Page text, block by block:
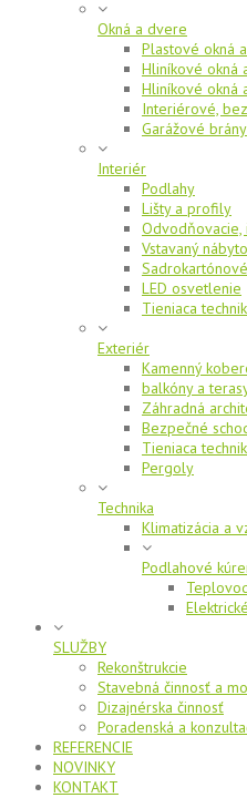
Okná a dvere
Plastové okná
Hliníkové okná
Hliníkové okná
Interiérové,
Garážové brány
Interiér
Podlahy
Lišty a profily
Odvodňovacie,
Vstavaný
LED osvetlenie
Tieniaca
Exteriér
Kamenný
balkóny a
Záhradná
Bezpečné
Tieniaca
Pergoly
Technika
Klimatizácia a
Podlahové
SLUŽBY
Rekonštrukcie
Stavebná činnosť a
Dizajnérska činnosť
Poradenská a
REFERENCIE
NOVINKY
KONTAKT